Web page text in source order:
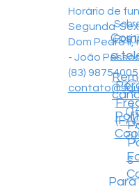
Horário de
Segunda-
Dom Pedro II,
- João
(83)
s
Para
a